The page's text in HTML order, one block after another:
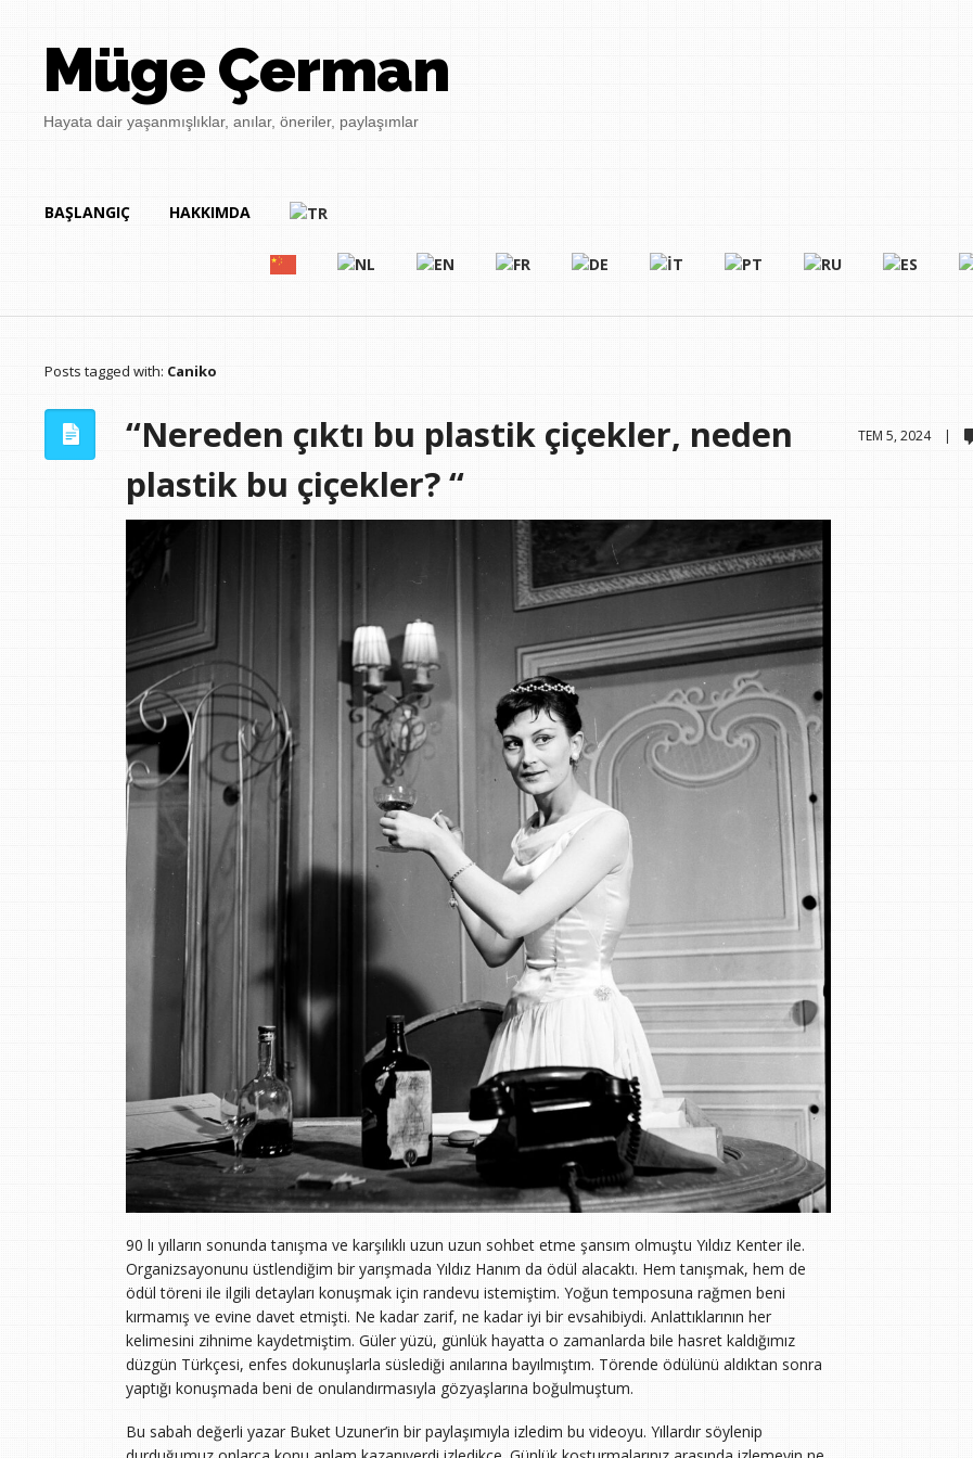
Müge Çerman
Hayata dair yaşanmışlıklar, anılar, öneriler, paylaşımlar
BAŞLANGIÇ HAKKIMDA
Posts tagged with: Caniko
TEM 5, 2024 |
“Nereden çıktı bu plastik çiçekler, neden
plastik bu çiçekler? “
90 lı yılların sonunda tanışma ve karşılıklı uzun uzun sohbet etme şansım olmuştu Yıldız Kenter ile.
Organizsayonunu üstlendiğim bir yarışmada Yıldız Hanım da ödül alacaktı. Hem tanışmak, hem de
ödül töreni ile ilgili detayları konuşmak için randevu istemiştim. Yoğun temposuna rağmen beni
kırmamış ve evine davet etmişti. Ne kadar zarif, ne kadar iyi bir evsahibiydi. Anlattıklarının her
kelimesini zihnime kaydetmiştim. Güler yüzü, günlük hayatta o zamanlarda bile hasret kaldığımız
düzgün Türkçesi, enfes dokunuşlarla süslediği anılarına bayılmıştım. Törende ödülünü aldıktan sonra
yaptığı konuşmada beni de onulandırmasıyla gözyaşlarına boğulmuştum.
Bu sabah değerli yazar Buket Uzuner’in bir paylaşımıyla izledim bu videoyu. Yıllardır söylenip